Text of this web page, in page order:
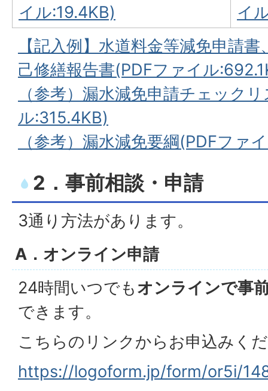
イル:19.4KB)
イ
【記入例】水道料金等減免申請
己修繕報告書(PDFファイル
（参考）漏水減免申請チェック
ル:315.4KB)
（参考）漏水減免要綱(PDFファ
2．事前相談・申請
3通り方法があります。
A．オンライン申請
24時間いつでもオンラインで事
できます。
こちらのリンクからお申込みく
https://logoform.jp/form/or5i/